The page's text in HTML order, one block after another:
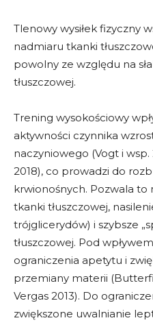
Tlenowy wysiłek fizyczny
nadmiaru tkanki
powolny ze względu na
tłuszczowej.
Trening wysokościowy
aktywności czynnika
naczyniowego (Vogt i wsp.
2018), co prowadzi do
krwionośnych. Pozwala
tkanki tłuszczowej,
trójglicerydów) i szybsze
tłuszczowej. Pod
ograniczenia apetytu i
przemiany materii
Vergas 2013). Do
zwiększone uwalnianie